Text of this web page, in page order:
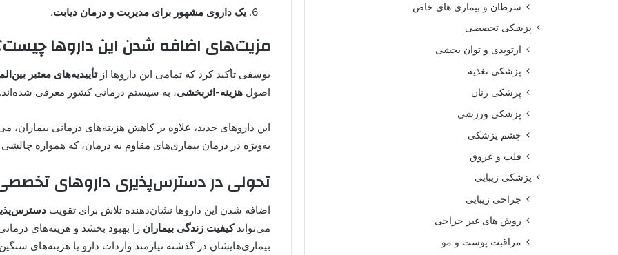
یک داروی مشهور برای مدیریت و درمان دیابت.
مزیت‌های اضافه شدن این داروها
یوسفی تأکید کرد که تمامی این داروها ازتأییدیه‌های معتبر
اصولهزینه-اثربخشی، به سیستم درمانی کشور معرفی
این داروهای جدید، علاوه بر کاهش هزینه‌های درمانی بیماران،
به‌ویژه در درمان بیماری‌های مقاوم به درمان، که همواره
تحولی در دسترس‌پذیری داروهای
اضافه شدن این داروها نشان‌دهنده تلاش برای تقویت
می‌تواندکیفیت زندگی بیماران را بهبود بخشد و هزینه‌های
بیماری‌هایشان در گذشته نیازمند واردات دارو یا هزینه‌های
سرطان و بیماری های خاص
پزشکی تخصصی
ارتوپدی و توان بخشی
پزشکی تغذیه
پزشکی زنان
پزشکی ورزشی
چشم پزشکی
قلب و عروق
پزشکی زیبایی
جراحی زیبایی
روش های غیر جراحی
مراقبت پوست و مو